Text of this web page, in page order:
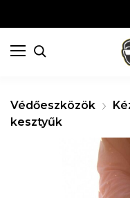
Védőeszközök
kesztyűk